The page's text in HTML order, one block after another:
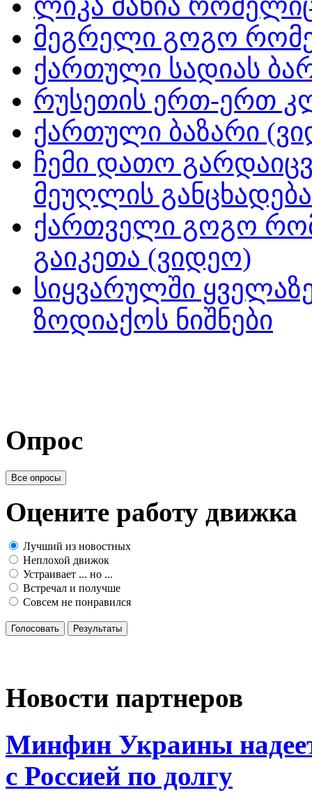
მეგრელი გოგო
ქართული სადიას
რუსეთის ერთ-ერთ
ქართული ბაზარი
ჩემი დათო
მეუღლის განცხადება
ქართველი გოგო
გაიკეთა (ვიდეო)
სიყვარულში
ზოდიაქოს ნიშნები
Опрос
Все опросы
Оцените работу движка
Лучший из новостных
Неплохой движок
Устраивает ... но ...
Встречал и получше
Совсем не понравился
Голосовать Результаты
Новости партнеров
Минфин Украины
с Россией по долгу